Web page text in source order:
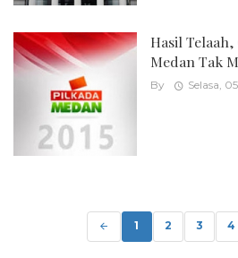
Hasil
Medan Tak
By Selasa,
1 2 3 4